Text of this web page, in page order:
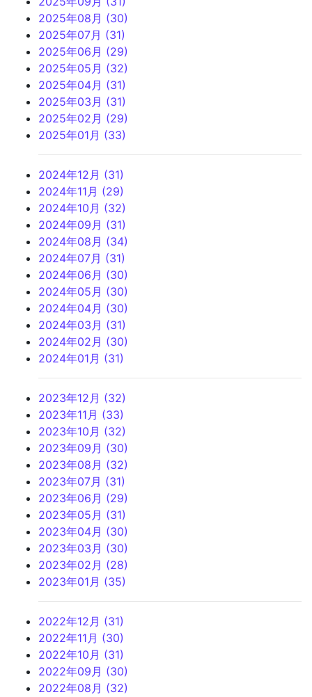
2025年08月 (30)
2025年07月 (31)
2025年06月 (29)
2025年05月 (32)
2025年04月 (31)
2025年03月 (31)
2025年02月 (29)
2025年01月 (33)
2024年12月 (31)
2024年11月 (29)
2024年10月 (32)
2024年09月 (31)
2024年08月 (34)
2024年07月 (31)
2024年06月 (30)
2024年05月 (30)
2024年04月 (30)
2024年03月 (31)
2024年02月 (30)
2024年01月 (31)
2023年12月 (32)
2023年11月 (33)
2023年10月 (32)
2023年09月 (30)
2023年08月 (32)
2023年07月 (31)
2023年06月 (29)
2023年05月 (31)
2023年04月 (30)
2023年03月 (30)
2023年02月 (28)
2023年01月 (35)
2022年12月 (31)
2022年11月 (30)
2022年10月 (31)
2022年09月 (30)
2022年08月 (32)